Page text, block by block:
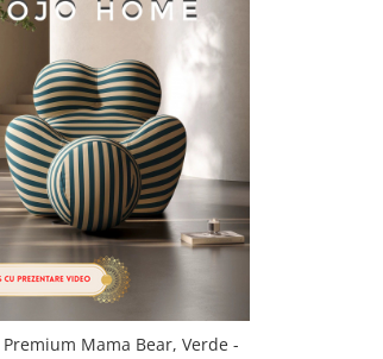
Mama Bear, Verde -